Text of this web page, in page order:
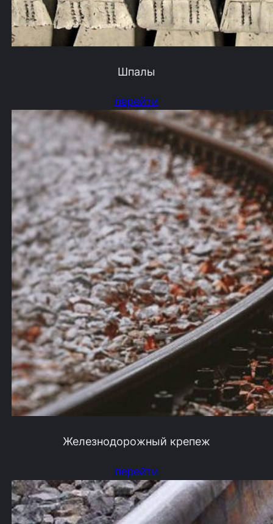
Шпалы
перейти
Железнодорожный крепеж
перейти